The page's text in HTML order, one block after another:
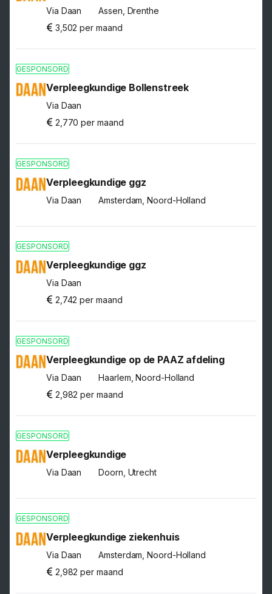
Via Daan
Assen, Drenthe
3,502 per maand
GESPONSORD
Verpleegkundige Bollenstreek
Via Daan
2,770 per maand
GESPONSORD
Verpleegkundige ggz
Via Daan Amsterdam, Noord-Holland
GESPONSORD
Verpleegkundige ggz
Via Daan
2,742 per maand
GESPONSORD
Verpleegkundige op de PAAZ afdeling
Via Daan
Haarlem, Noord-Holland
2,982 per maand
GESPONSORD
Verpleegkundige
Via Daan Doorn, Utrecht
GESPONSORD
Verpleegkundige ziekenhuis
Via Daan
Amsterdam, Noord-Holland
2,982 per maand